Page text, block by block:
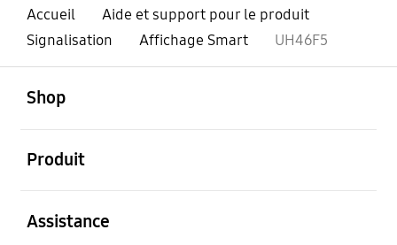
Accueil
Aide et support pour le produit
Signalisation
Affichage Smart UH46F5
Shop
Produit
Assistance